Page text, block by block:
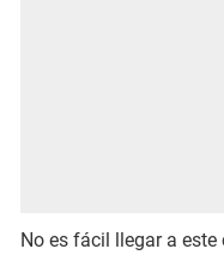
No es fácil llegar a